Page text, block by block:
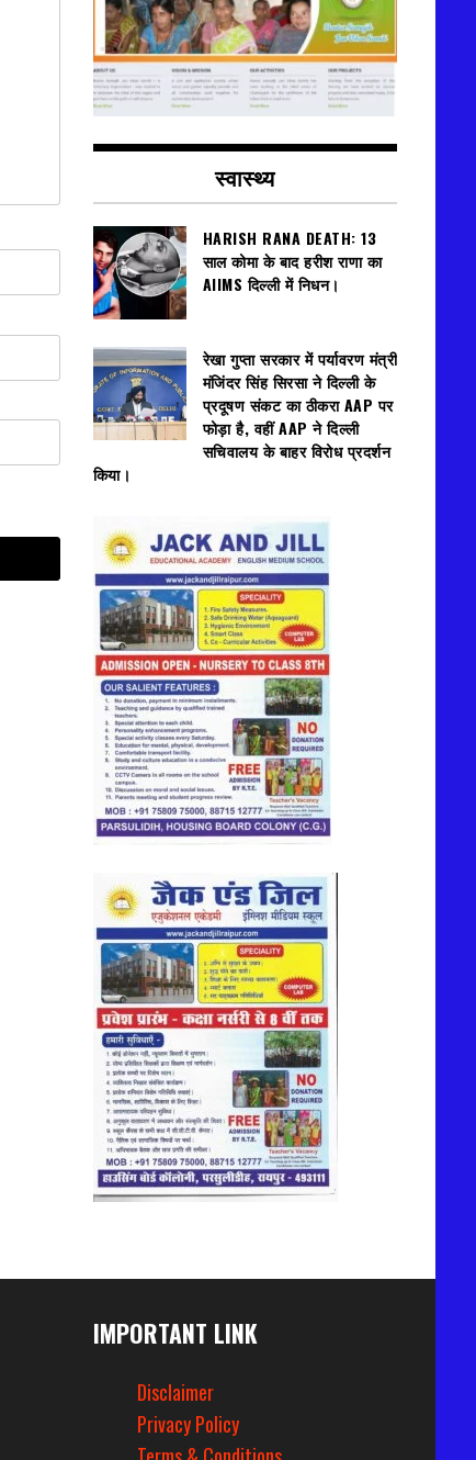
स्वास्थ्य
HARISH RANA DEATH: 13
साल कोमा के बाद हरीश राणा का
AIIMS दिल्ली में निधन।
रेखा गुप्ता सरकार में पर्यावरण मंत्री
मंजिंदर सिंह सिरसा ने दिल्ली के
प्रदूषण संकट का ठीकरा AAP पर
फोड़ा है, वहीं AAP ने दिल्ली
सचिवालय के बाहर विरोध प्रदर्शन
किया।
IMPORTANT LINK
Disclaimer
Privacy Policy